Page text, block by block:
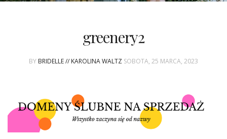
KSIĄŻKI BRIDELLE
POLECANE FIRMY
greenery2
BY BRIDELLE // KAROLINA WALTZ SOBOTA, 25 MARCA, 2023